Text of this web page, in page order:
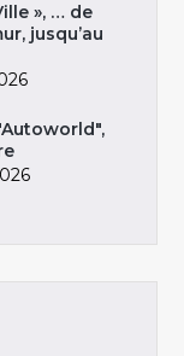
», … de
jusqu’au